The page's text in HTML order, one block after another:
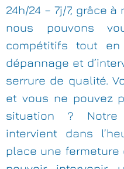
24h/24 – 7j/7, grâce
nous pouvons
compétitifs tout
dépannage et
serrure de qualité.
et vous ne pouvez
situation ?
intervient dans
place une fermeture